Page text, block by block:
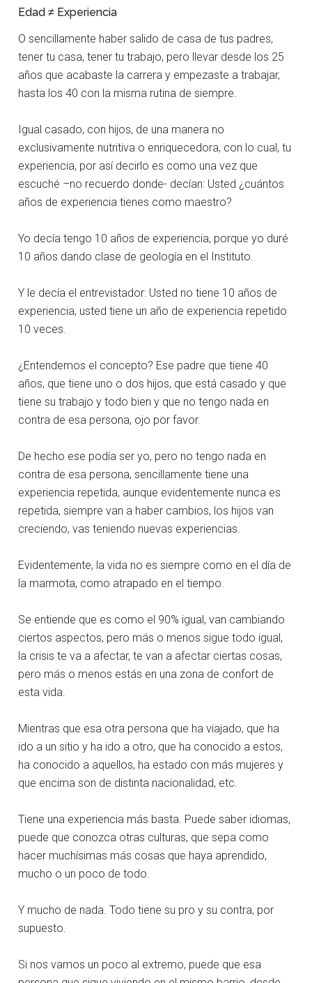
Edad ≠ Experiencia
O sencillamente haber salido de casa de tus padres,
tener tu casa, tener tu trabajo, pero llevar desde los 25
años que acabaste la carrera y empezaste a trabajar,
hasta los 40 con la misma rutina de siempre.
Igual casado, con hijos, de una manera no
exclusivamente nutritiva o enriquecedora, con lo cual, tu
experiencia, por así decirlo es como una vez que
escuché –no recuerdo donde- decían: Usted ¿cuántos
años de experiencia tienes como maestro?
Yo decía tengo 10 años de experiencia, porque yo duré
10 años dando clase de geología en el Instituto.
Y le decía el entrevistador: Usted no tiene 10 años de
experiencia, usted tiene un año de experiencia repetido
10 veces.
¿Entendemos el concepto? Ese padre que tiene 40
años, que tiene uno o dos hijos, que está casado y que
tiene su trabajo y todo bien y que no tengo nada en
contra de esa persona, ojo por favor.
De hecho ese podía ser yo, pero no tengo nada en
contra de esa persona, sencillamente tiene una
experiencia repetida, aunque evidentemente nunca es
repetida, siempre van a haber cambios, los hijos van
creciendo, vas teniendo nuevas experiencias.
Evidentemente, la vida no es siempre como en el día de
la marmota, como atrapado en el tiempo.
Se entiende que es como el 90% igual, van cambiando
ciertos aspectos, pero más o menos sigue todo igual,
la crisis te va a afectar, te van a afectar ciertas cosas,
pero más o menos estás en una zona de confort de
esta vida.
Mientras que esa otra persona que ha viajado, que ha
ido a un sitio y ha ido a otro, que ha conocido a estos,
ha conocido a aquellos, ha estado con más mujeres y
que encima son de distinta nacionalidad, etc.
Tiene una experiencia más basta. Puede saber idiomas,
puede que conozca otras culturas, que sepa como
hacer muchísimas más cosas que haya aprendido,
mucho o un poco de todo.
Y mucho de nada. Todo tiene su pro y su contra, por
supuesto.
Si nos vamos un poco al extremo, puede que esa